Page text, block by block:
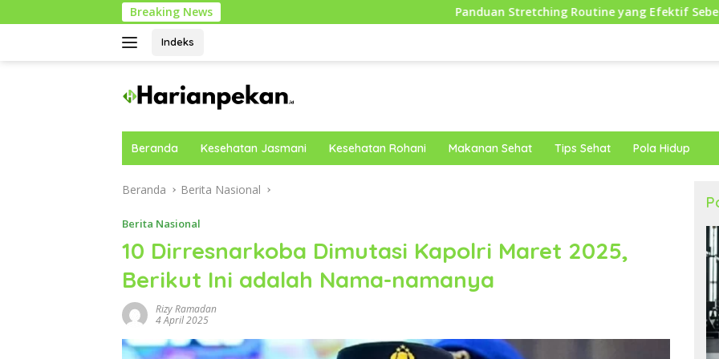
ke
Breaking News Panduan Stretching Routine yang Efektif Sebelum Berolahraga
Indeks
Beranda Kesehatan Jasmani Kesehatan Rohani Makanan Sehat Tips Sehat Pola Hidup
Beranda Berita Nasional
Berita Nasional
10 Dirresnarkoba Dimutasi Kapolri Maret 2025,
Berikut Ini adalah Nama-namanya
Rizy Ramadan
4 April 2025